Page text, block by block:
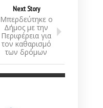
Next Story
Μπερδεύτηκε ο
Δήμος με την
Περιφέρεια για
τον καθαρισμό
των δρόμων